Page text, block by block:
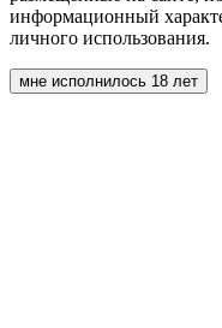
информационный
личного использования.
мне исполнилось 18 лет